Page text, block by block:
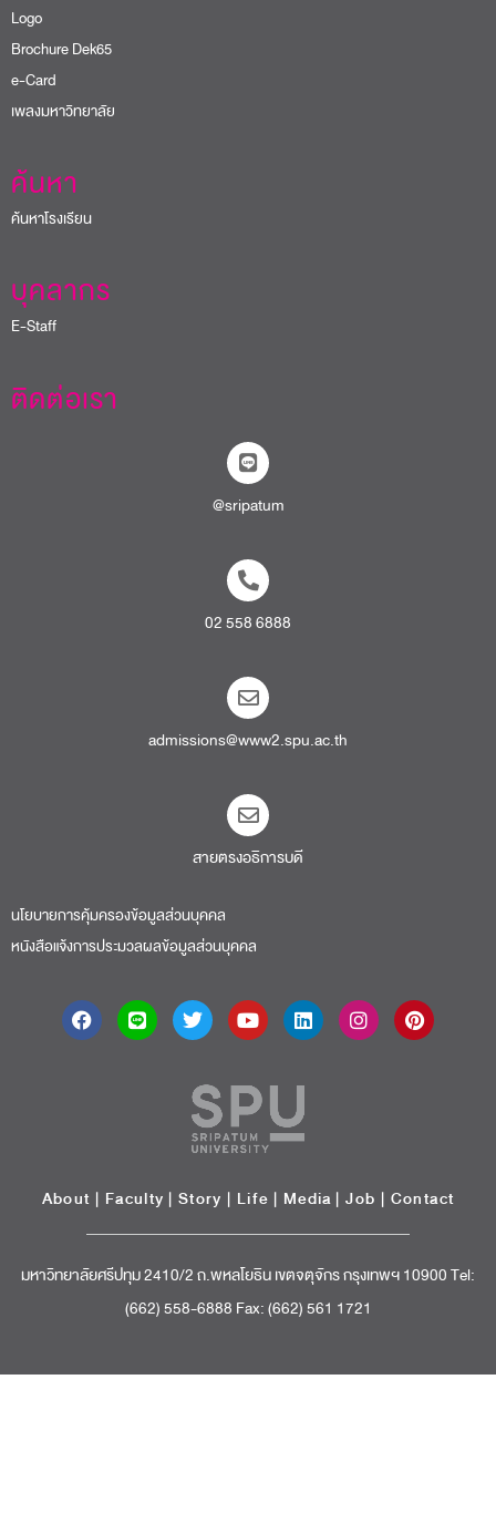
Logo
Brochure Dek65
e-Card
เพลงมหาวิทยาลัย
ค้นหา
ค้นหาโรงเรียน
บุคลากร
E-Staff
ติดต่อเรา
@sripatum
02 558 6888
admissions@www2.spu.ac.th
สายตรงอธิการบดี​
นโยบายการคุ้มครองข้อมูลส่วนบุคคล
หนังสือแจ้งการประมวลผลข้อมูลส่วนบุคคล
About | Faculty | Story | Life | Media |Job | Contact
มหาวิทยาลัยศรีปทุม 2410/2 ถ.พหลโยธิน เขตจตุจักร กรุงเทพฯ 10900 Tel:
(662) 558-6888 Fax: (662) 561 1721